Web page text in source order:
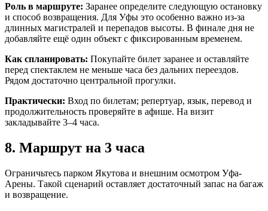
Роль в маршруте: Заранее определите следующую остановку
и способ возвращения. Для Уфы это особенно важно из-за
длинных магистралей и перепадов высоты. В финале дня не
добавляйте ещё один объект с фиксированным временем.
Как спланировать: Покупайте билет заранее и оставляйте
перед спектаклем не меньше часа без дальних переездов.
Рядом достаточно центральной прогулки.
Практически: Вход по билетам; репертуар, язык, перевод и
продолжительность проверяйте в афише. На визит
закладывайте 3–4 часа.
8. Маршрут на 3 часа
Ограничьтесь парком Якутова и внешним осмотром Уфа-
Арены. Такой сценарий оставляет достаточный запас на багаж
и возвращение.